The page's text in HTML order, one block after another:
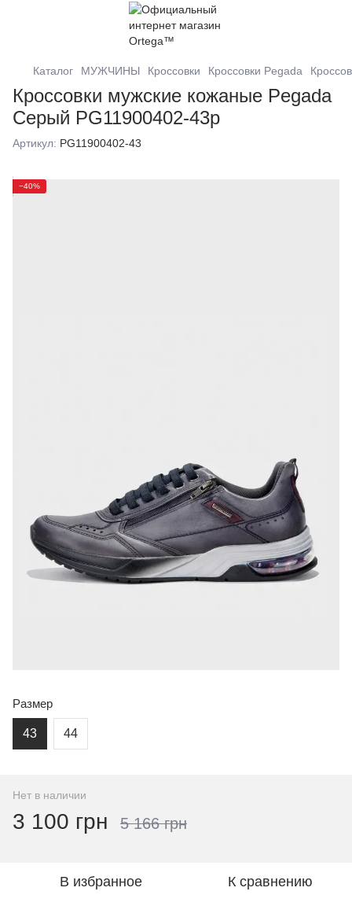
Каталог МУЖЧИНЫ Кроссовки Кроссовки Pegada
Кроссовки мужские кожаные Pegada
Cерый PG11900402-43р
Артикул: PG11900402-43
−40%
Размер
43 44
Нет в наличии
3 100 грн 5 166 грн
В избранное К сравнению